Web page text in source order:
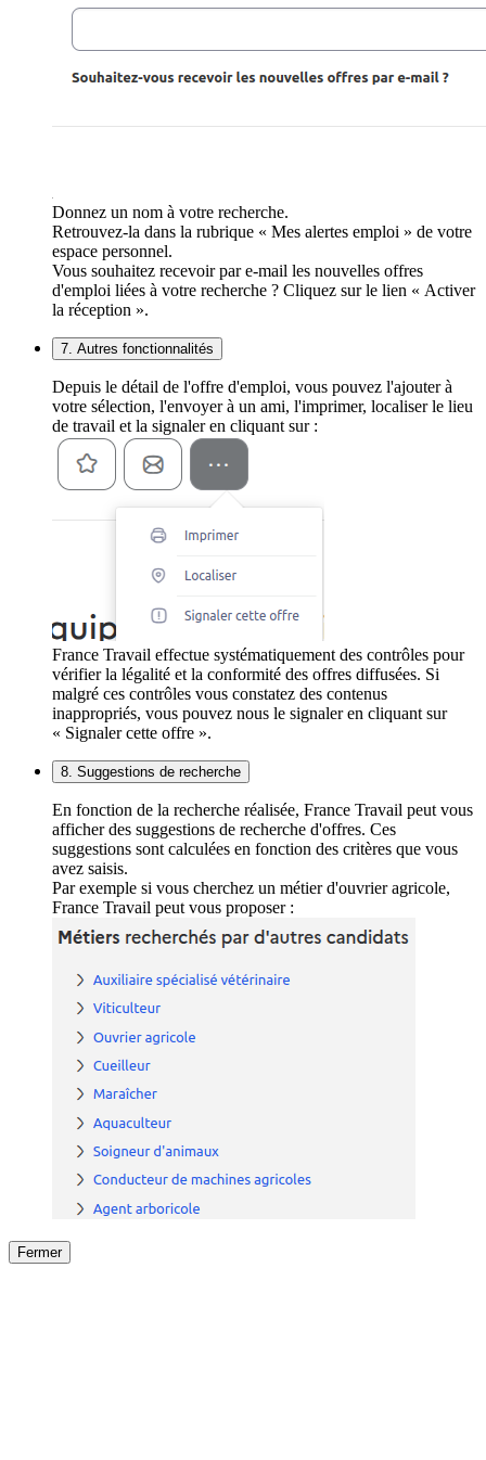
Donnez un nom à votre recherche.
Retrouvez-la dans la rubrique « Mes alertes emploi » de votre
espace personnel.
Vous souhaitez recevoir par e-mail les nouvelles offres
d'emploi liées à votre recherche ? Cliquez sur le lien « Activer
la réception ».
7. Autres fonctionnalités
Depuis le détail de l'offre d'emploi, vous pouvez l'ajouter à
votre sélection, l'envoyer à un ami, l'imprimer, localiser le lieu
de travail et la signaler en cliquant sur :
France Travail effectue systématiquement des contrôles pour
vérifier la légalité et la conformité des offres diffusées. Si
malgré ces contrôles vous constatez des contenus
inappropriés, vous pouvez nous le signaler en cliquant sur
« Signaler cette offre ».
8. Suggestions de recherche
En fonction de la recherche réalisée, France Travail peut vous
afficher des suggestions de recherche d'offres. Ces
suggestions sont calculées en fonction des critères que vous
avez saisis.
Par exemple si vous cherchez un métier d'ouvrier agricole,
France Travail peut vous proposer :
Fermer